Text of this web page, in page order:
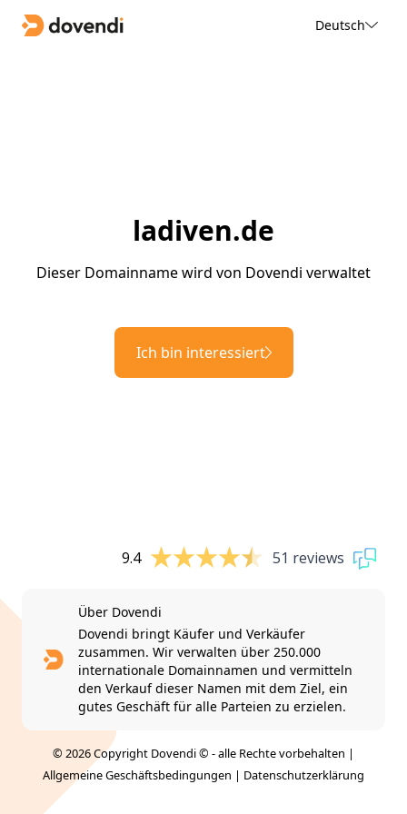
Deutsch
ladiven.de
Dieser Domainname wird von Dovendi verwaltet
Ich bin interessiert
9.4 51 reviews
Über Dovendi
Dovendi bringt Käufer und Verkäufer
zusammen. Wir verwalten über 250.000
internationale Domainnamen und vermitteln
den Verkauf dieser Namen mit dem Ziel, ein
gutes Geschäft für alle Parteien zu erzielen.
© 2026 Copyright Dovendi © - alle Rechte vorbehalten |
Allgemeine Geschäftsbedingungen | Datenschutzerklärung